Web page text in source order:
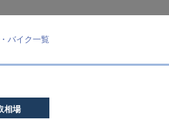
バイク一覧
相場